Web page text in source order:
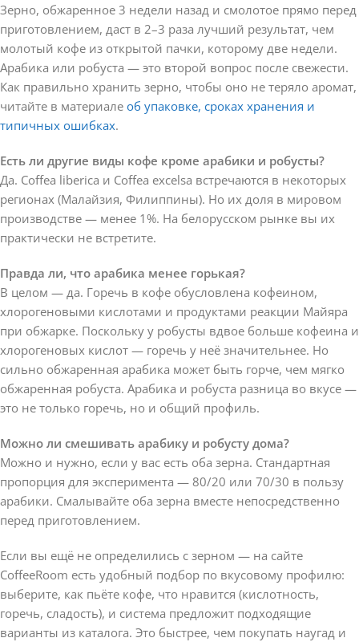
Зерно, обжаренное 3 недели назад и смолотое прямо перед
приготовлением, даст в 2–3 раза лучший результат, чем
молотый кофе из открытой пачки, которому две недели.
Арабика или робуста — это второй вопрос после свежести.
Как правильно хранить зерно, чтобы оно не теряло аромат,
читайте в материале об упаковке, сроках хранения и
типичных ошибках.
Есть ли другие виды кофе кроме арабики и робусты?
Да. Coffea liberica и Coffea excelsa встречаются в некоторых
регионах (Малайзия, Филиппины). Но их доля в мировом
производстве — менее 1%. На белорусском рынке вы их
практически не встретите.
Правда ли, что арабика менее горькая?
В целом — да. Горечь в кофе обусловлена кофеином,
хлорогеновыми кислотами и продуктами реакции Майяра
при обжарке. Поскольку у робусты вдвое больше кофеина и
хлорогеновых кислот — горечь у неё значительнее. Но
сильно обжаренная арабика может быть горче, чем мягко
обжаренная робуста. Арабика и робуста разница во вкусе —
это не только горечь, но и общий профиль.
Можно ли смешивать арабику и робусту дома?
Можно и нужно, если у вас есть оба зерна. Стандартная
пропорция для эксперимента — 80/20 или 70/30 в пользу
арабики. Смалывайте оба зерна вместе непосредственно
перед приготовлением.
Если вы ещё не определились с зерном — на сайте
CoffeeRoom есть удобный подбор по вкусовому профилю:
выберите, как пьёте кофе, что нравится (кислотность,
горечь, сладость), и система предложит подходящие
варианты из каталога. Это быстрее, чем покупать наугад и